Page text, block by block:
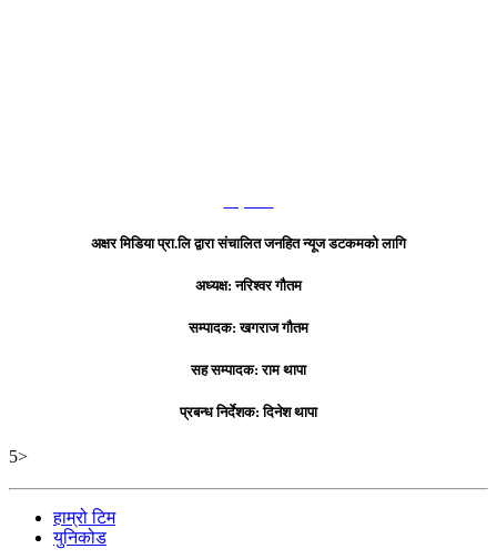
अक्षर मिडिया प्रा.लि द्वारा संचालित जनहित न्यूज डटकमको लागि
अध्यक्ष: नरिश्वर गौतम
सम्पादक: खगराज गौतम
सह सम्पादक: राम थापा
प्रबन्ध निर्देशक: दिनेश थापा
5>
हाम्रो टिम
युनिकोड